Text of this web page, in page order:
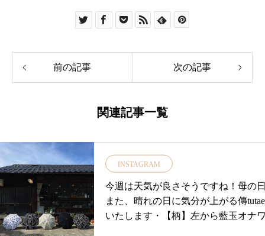
前の記事 次の記事
関連記事一覧
INSTAGRAM
今週は天気が良さそうですね！母の
また、晴れの日に気分が上がる傳
いたします・【柄】左から藍玉オナ